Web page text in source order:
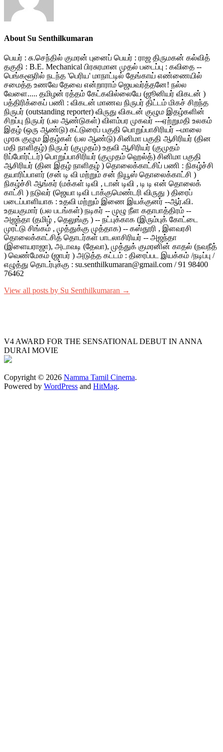
About Su Senthilkumaran
பெயர் : சு.செந்தில் குமரன் புனைப் பெயர் : ராஜ திருமகன் கல்வித்
தகுதி : B.E. Mechanical பிரசுரமான முதல் படைப்பு : கவிதை --
பெங்களூரில் நடந்த 'பெரிய' மாநாட்டில் தேங்காய் எண்ணையில்
சமைத்த உணவே தேவை என்றாராம் ஜெயவர்த்தனே! நல்ல
வேளை..... தமிழன் ரத்தம் கேட்கவில்லையே (ஜூனியர் விகடன் )
பத்திரிக்கைப் பணி : விகடன் மாணவ நிருபர் திட்டம் மிகச் சிறந்த
நிருபர் (outstanding reporter) விருது விகடன் குழும இதழ்களின்
சிறப்பு நிருபர் (பல ஆண்டுகள்) விளம்பர முகவர் ---ஏற்றுமதி உலகம்
இதழ் (ஒரு ஆண்டு) கட்டுரைப் பகுதி பொறுப்பாசிரியர் --மாலை
முரசு குழும இதழ்கள் (பல ஆண்டு) சினிமா பகுதி ஆசிரியர் (தின
மதி நாளிதழ்) நிருபர் (குமுதம்) உதவி ஆசிரியர் (குமுதம்
ரிப்போர்ட்டர்) பொறுப்பாசிரியர் (குமுதம் ஹெல்த்) சினிமா பகுதி
ஆசிரியர் (தின இதழ் நாளிதழ் ) தொலைக்காட்சிப் பணி : நிகழ்ச்சி
தயாரிப்பாளர் (சன் டி வி மற்றும் சன் நியூஸ் தொலைக்காட்சி )
நிகழ்ச்சி ஆங்கர் (மக்கள் டிவி , டான் டிவி , டி டி என் தொலைக்
காட்சி ) நடுவர் (ஜெயா டிவி டாக்குமெண்டரி விருது ) திரைப்
படைப்பாளியாக : உதவி மற்றும் இணை இயக்குனர் --ஆர்.வி.
உதயகுமார் (பல படங்கள்) நடிகர் -- முழு நீள கதாபாத்திரம் --
அஜந்தா (தமிழ் , தெலுங்கு ) -- நட்புக்காக (இரும்புக் கோட்டை
முரட்டு சிங்கம் , முத்துக்கு முத்தாக) -- கஸ்தூரி , இளவரசி
தொலைக்காட்சித் தொடர்கள் பாடலாசிரியர் -- அஜந்தா
(இளையராஜா), அடாவடி (தேவா), முத்துக் குமரனின் காதல் (நவநீத்
) வெண்மேகம் (ஜாபர் ) அடுத்த கட்டம் : திரைப்பட இயக்கம் /நடிப்பு /
எழுத்து தொடர்புக்கு : su.senthilkumaran@gmail.com / 91 98400
76462
View all posts by Su Senthilkumaran →
V4 AWARD FOR THE SENSATIONAL DEBUT IN ANNA
DURAI MOVIE
Copyright © 2026 Namma Tamil Cinema.
Powered by WordPress and HitMag.